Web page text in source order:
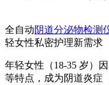
全自动阴道分泌物检测
轻女性私密护理新需求
年轻女性（18-35 岁）
等特点，成为阴道炎症